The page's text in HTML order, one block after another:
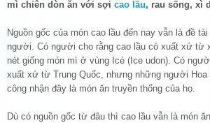
mì chiên dòn ăn với sợi cao lầu, rau sống, xì
Nguồn gốc của món cao lầu đến nay vẫn là đề
người. Có người cho rằng cao lầu có xuất xứ từ
nét giống món mì ở vùng Icé (Ice udon). Có
xuất xứ từ Trung Quốc, nhưng những người Hoa
công nhận đây là món ăn truyền thống của họ.
Dù có nguồn gốc từ đâu thì cao lầu vẫn là món